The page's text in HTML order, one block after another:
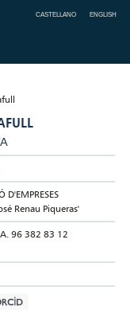
CASTELLANO ENGLISH
Renau Piqueras'
96 382 83 12